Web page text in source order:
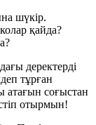
шүкір.
қайда?
деректерді
тұрған
соғыстан
отырмын!